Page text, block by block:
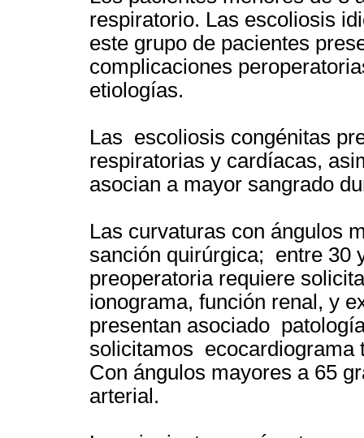
respiratorio. Las escoliosis
este grupo de pacientes
complicaciones
etiologías.
Las escoliosis congénitas
respiratorias y cardíacas,
asocian a mayor sangrado
Las curvaturas con ángulos
sanción quirúrgica; entre 30
preoperatoria requiere
ionograma, función renal, y
presentan asociado
solicitamos ecocardiograma
Con ángulos mayores a 65
arterial.